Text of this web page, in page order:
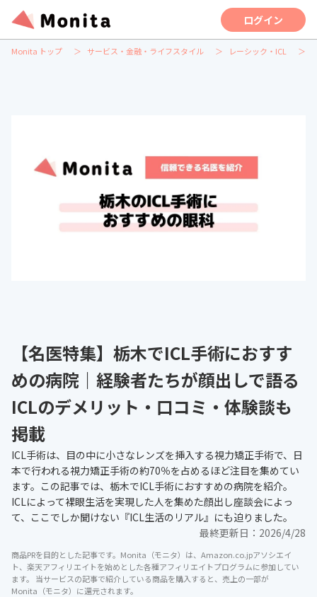
ログイン
Monita トップ サービス・金融・ライフスタイル レーシック・ICL
【名医特集】栃木でICL手術におすす
めの病院｜経験者たちが顔出しで語る
ICLのデメリット・口コミ・体験談も
掲載
ICL手術は、目の中に小さなレンズを挿入する視力矯正手術で、日
本で行われる視力矯正手術の約70％を占めるほど注目を集めてい
ます。この記事では、栃木でICL手術におすすめの病院を紹介。
ICLによって裸眼生活を実現した人を集めた顔出し座談会によっ
て、ここでしか聞けない『ICL生活のリアル』にも迫りました。
最終更新日： 2026/4/28
商品PRを目的とした記事です。Monita（モニタ）は、Amazon.co.jpアソシエイ
ト、楽天アフィリエイトを始めとした各種アフィリエイトプログラムに参加してい
ます。 当サービスの記事で紹介している商品を購入すると、売上の一部が
Monita（モニタ）に還元されます。